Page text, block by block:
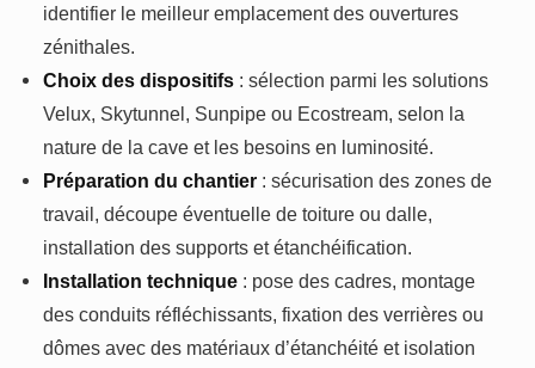
identifier le meilleur emplacement des ouvertures
zénithales.
Choix des dispositifs : sélection parmi les solutions
Velux, Skytunnel, Sunpipe ou Ecostream, selon la
nature de la cave et les besoins en luminosité.
Préparation du chantier : sécurisation des zones de
travail, découpe éventuelle de toiture ou dalle,
installation des supports et étanchéification.
Installation technique : pose des cadres, montage
des conduits réfléchissants, fixation des verrières ou
dômes avec des matériaux d’étanchéité et isolation